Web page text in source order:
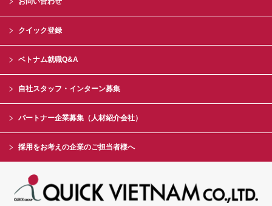
クイック登録
ベトナム就職Q&A
自社スタッフ・インターン募集
パートナー企業募集（人材紹介会社）
採用をお考えの企業のご担当者様へ